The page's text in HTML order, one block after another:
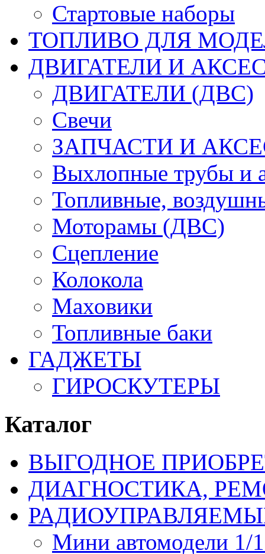
Стартовые наборы
ТОПЛИВО ДЛЯ
ДВИГАТЕЛИ И
ДВИГАТЕЛИ (ДВС)
Свечи
ЗАПЧАСТИ И
Выхлопные трубы и
Топливные,
Моторамы (ДВС)
Сцепление
Колокола
Маховики
Топливные баки
ГАДЖЕТЫ
ГИРОСКУТЕРЫ
Каталог
ВЫГОДНОЕ
ДИАГНОСТИКА,
Мини автомодели 1/